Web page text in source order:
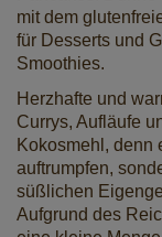
mit dem
für Desserts und
Smoothies.
Herzhafte und
Currys, Aufläufe
Kokosmehl, denn
auftrumpfen,
süßlichen
Aufgrund des